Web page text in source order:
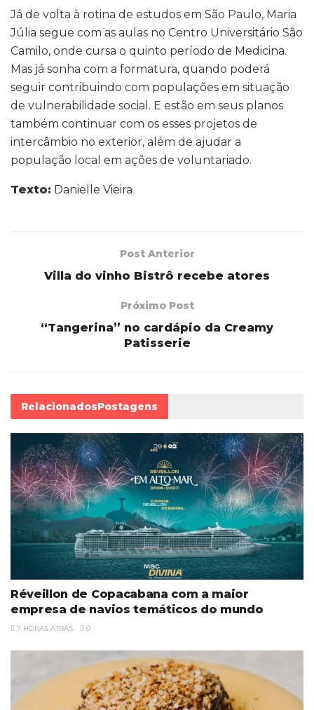
Já de volta à rotina de estudos em São Paulo, Maria
Júlia segue com as aulas no Centro Universitário São
Camilo, onde cursa o quinto período de Medicina.
Mas já sonha com a formatura, quando poderá
seguir contribuindo com populações em situação
de vulnerabilidade social. E estão em seus planos
também continuar com os esses projetos de
intercâmbio no exterior, além de ajudar a
população local em ações de voluntariado.
Texto: Danielle Vieira
Post Anterior
Villa do vinho Bistrô recebe atores
Próximo Post
“Tangerina” no cardápio da Creamy
Patisserie
RelacionadosPostagens
Réveillon de Copacabana com a maior
empresa de navios temáticos do mundo
7 HORAS ATRÁS 0